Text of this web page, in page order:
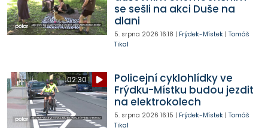
se sešli na akci Duše na
dlani
5. srpna 2026 16:18 | Frýdek-Místek| Tomáš
Tikal
02:30
Policejní cyklohlídky ve
Frýdku-Místku budou jezdit
na elektrokolech
5. srpna 2026 16:15 | Frýdek-Místek| Tomáš
Tikal